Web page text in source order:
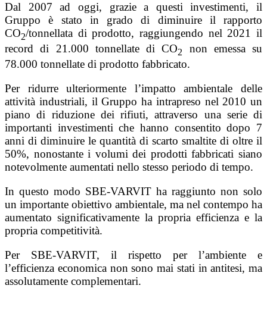
Dal 2007 ad oggi, grazie a questi investimenti, il
Gruppo è stato in grado di diminuire il rapporto
CO2/tonnellata di prodotto, raggiungendo nel 2021 il
record di 21.000 tonnellate di CO2
non emessa su
78.000 tonnellate di prodotto fabbricato.
Per ridurre ulteriormente l’impatto ambientale delle
attività industriali, il Gruppo ha intrapreso nel 2010 un
piano di riduzione dei rifiuti, attraverso una serie di
importanti investimenti che hanno consentito dopo 7
anni di diminuire le quantità di scarto smaltite di oltre il
50%, nonostante i volumi dei prodotti fabbricati siano
notevolmente aumentati nello stesso periodo di tempo.
In questo modo SBE-VARVIT ha raggiunto non solo
un importante obiettivo ambientale, ma nel contempo ha
aumentato significativamente la propria efficienza e la
propria competitività.
Per SBE-VARVIT, il rispetto per l’ambiente e
l’efficienza economica non sono mai stati in antitesi, ma
assolutamente complementari.